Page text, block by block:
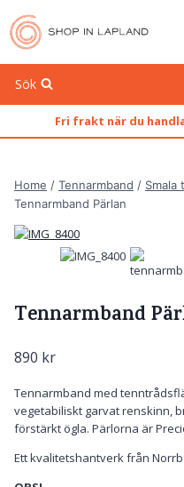
content
Sök
Fri frakt när du
Home / Tennarmband / Smala
Tennarmband Pärlan
Tennarmband
890 kr
Tennarmband med
vegetabiliskt garvat renskinn,
förstärkt ögla. Pärlorna är
Ett kvalitetshantverk från